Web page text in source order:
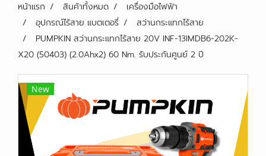
หน้าแรก สินค้าทั้งหมด
เครื่องมือไฟฟ้า
อุปกรณ์ไร้สาย แบตเตอรี่
สว่านกระแทกไร้สาย
PUMPKIN สว่านกระแทกไร้สาย 20V INF-13IMDB6-202K-
X20 (50403) (2.0Ahx2) 60 Nm. รับประกันศูนย์ 2 ปี
New